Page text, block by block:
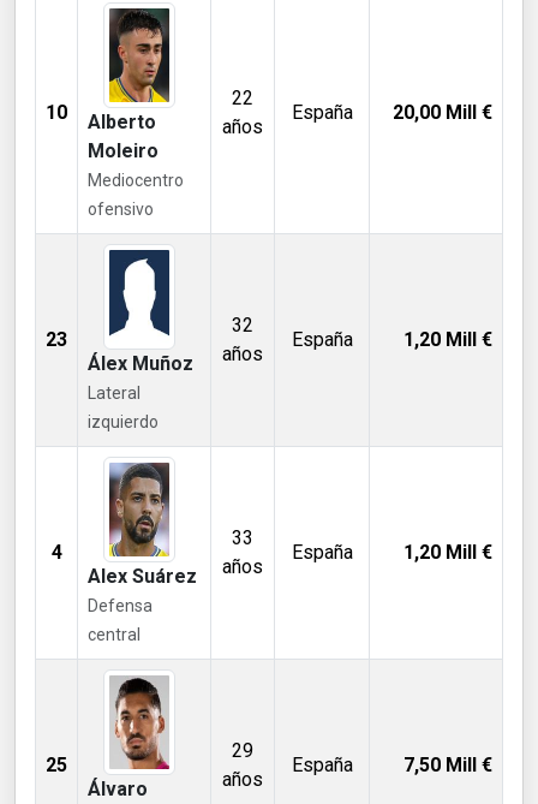
10
Alberto
Moleiro
Mediocentro
ofensivo
22
años
España 20,00 Mill €
23
Álex Muñoz
Lateral
izquierdo
32
años
España 1,20 Mill €
4
Alex Suárez
Defensa
central
33
años
España 1,20 Mill €
25
Álvaro
29
años
España 7,50 Mill €